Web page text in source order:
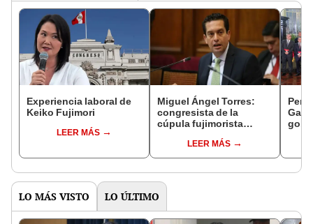
Experiencia laboral de
Keiko Fujimori
LEER MÁS
Miguel Ángel Torres:
congresista de la
cúpula fujimorista
del SenadoLEER MÁS
LO MÁS VISTO LO ÚLTIMO